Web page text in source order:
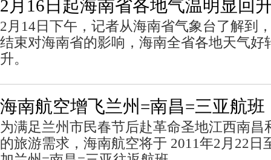
2月16日起海南省各地气温明显回
2月14日下午，记者从海南省气象台了解到
结束对海南省的影响，海南全省各地天气好
升。
海南航空增飞兰州=南昌=三亚航班
为满足兰州市民春节后赴革命圣地江西南昌
的旅游需求，海南航空将于 2011年2月22日